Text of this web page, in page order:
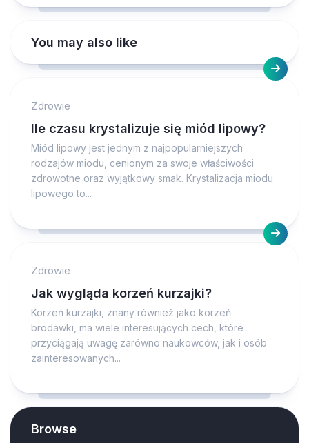
You may also like
Zdrowie
Ile czasu krystalizuje się miód lipowy?
Miód lipowy jest jednym z najpopularniejszych
rodzajów miodu, cenionym za swoje właściwości
zdrowotne oraz wyjątkowy smak. Krystalizacja miodu
lipowego to...
Zdrowie
Jak wygląda korzeń kurzajki?
Korzeń kurzajki, znany również jako korzeń
brodawki, ma wiele interesujących cech, które
przyciągają uwagę zarówno naukowców, jak i osób
zainteresowanych...
Browse